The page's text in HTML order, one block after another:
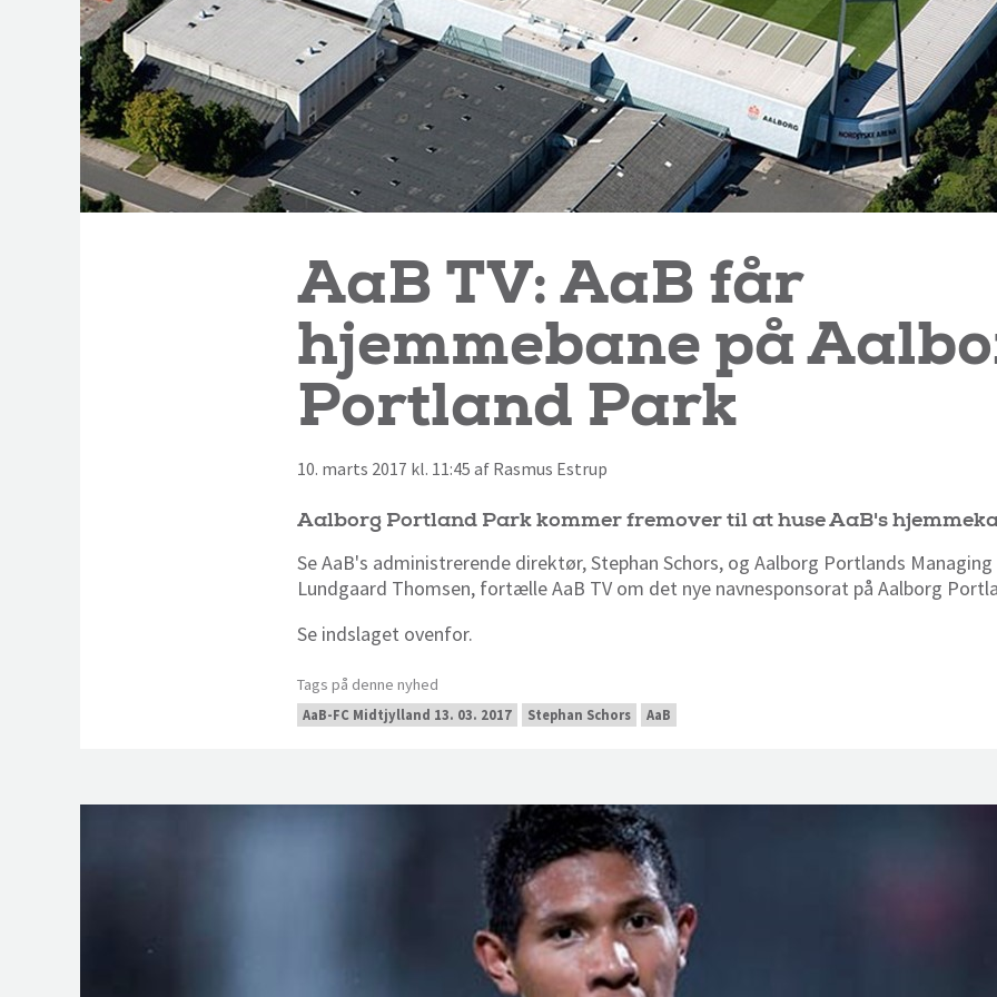
AaB TV: AaB får
hjemmebane på
Portland Park
10. marts 2017 kl. 11:45 af Rasmus Estrup
Aalborg Portland Park kommer fremover til at huse AaB's
Se AaB's administrerende direktør, Stephan Schors, og Aalborg Portlands
Lundgaard Thomsen, fortælle AaB TV om det nye navnesponsorat på Aalborg
Se indslaget ovenfor.
Tags på denne nyhed
AaB-FC Midtjylland 13. 03. 2017 Stephan Schors AaB